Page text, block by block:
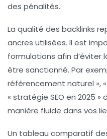
des pénalités.
La qualité des backlinks
ancres utilisées. Il est
formulations afin d’éviter
être sanctionné. Par
référencement naturel »,
« stratégie SEO en 2025
manière fluide dans vos
Un tableau comparatif